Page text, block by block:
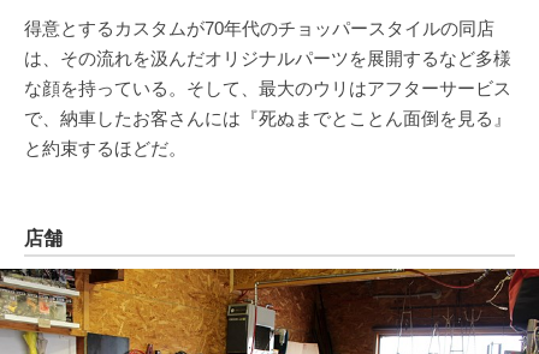
得意とするカスタムが70年代のチョッパースタイルの同店
は、その流れを汲んだオリジナルパーツを展開するなど多様
な顔を持っている。そして、最大のウリはアフターサービス
で、納車したお客さんには『死ぬまでとことん面倒を見る』
と約束するほどだ。
店舗